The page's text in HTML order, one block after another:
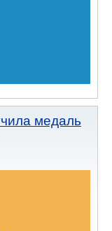
медаль